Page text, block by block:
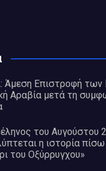
Άμεση Επιστροφή των
Αραβία μετά τη
του Αυγούστου
η ιστορία
του Οξύρρυγχου»